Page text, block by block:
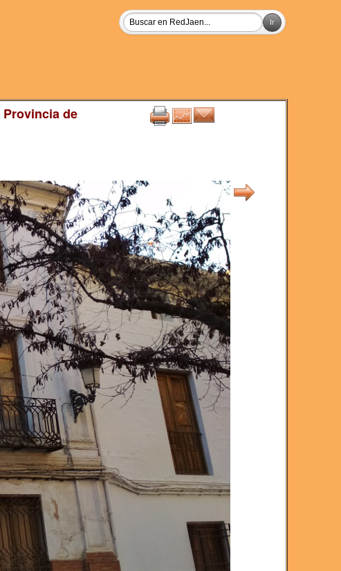
Provincia de